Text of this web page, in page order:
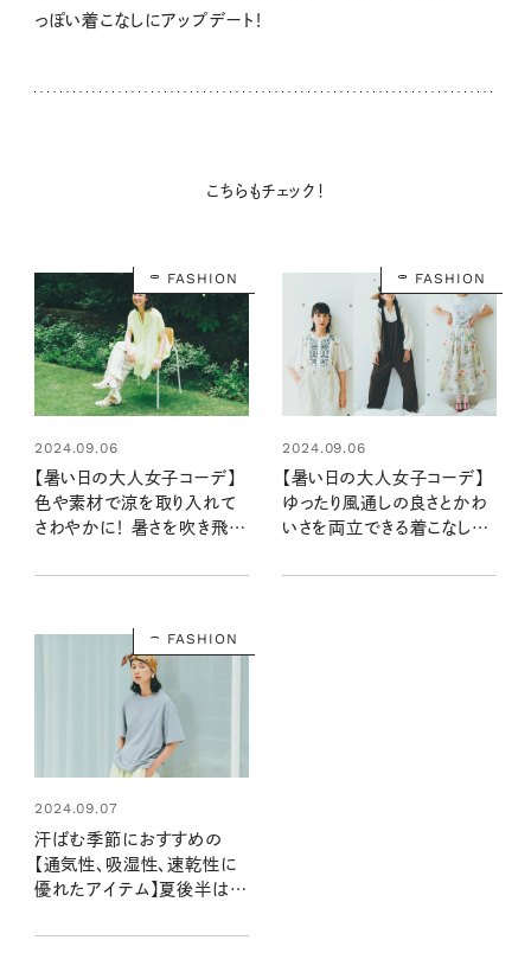
っぽい着こなしにアップデート！
こちらもチェック！
FASHION
2024.09.06
【暑い日の大人女子コーデ】
色や素材で涼を取り入れて
さわやかに！ 暑さを吹き飛ば
は？
FASHION
2024.09.06
【暑い日の大人女子コーデ】
ゆったり風通しの良さとかわ
いさを両立できる着こなしの
FASHION
2024.09.07
汗ばむ季節におすすめの
【通気性、吸湿性、速乾性に
優れたアイテム】夏後半は、
素材を味方に！